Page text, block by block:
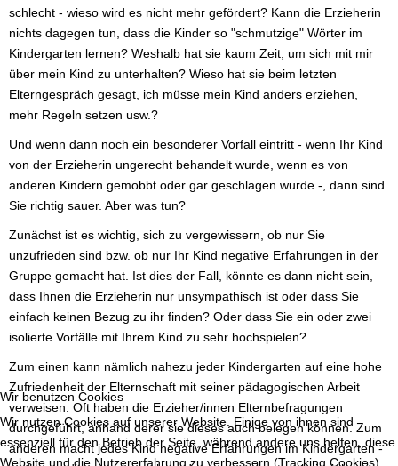
schlecht - wieso wird es nicht mehr gefördert? Kann die Erzieherin
nichts dagegen tun, dass die Kinder so "schmutzige" Wörter im
Kindergarten lernen? Weshalb hat sie kaum Zeit, um sich mit mir
über mein Kind zu unterhalten? Wieso hat sie beim letzten
Elterngespräch gesagt, ich müsse mein Kind anders erziehen,
mehr Regeln setzen usw.?
Und wenn dann noch ein besonderer Vorfall eintritt - wenn Ihr Kind
von der Erzieherin ungerecht behandelt wurde, wenn es von
anderen Kindern gemobbt oder gar geschlagen wurde -, dann sind
Sie richtig sauer. Aber was tun?
Zunächst ist es wichtig, sich zu vergewissern, ob nur Sie
unzufrieden sind bzw. ob nur Ihr Kind negative Erfahrungen in der
Gruppe gemacht hat. Ist dies der Fall, könnte es dann nicht sein,
dass Ihnen die Erzieherin nur unsympathisch ist oder dass Sie
einfach keinen Bezug zu ihr finden? Oder dass Sie ein oder zwei
isolierte Vorfälle mit Ihrem Kind zu sehr hochspielen?
Zum einen kann nämlich nahezu jeder Kindergarten auf eine hohe
Zufriedenheit der Elternschaft mit seiner pädagogischen Arbeit
verweisen. Oft haben die Erzieher/innen Elternbefragungen
durchgeführt, anhand derer sie dieses auch belegen können. Zum
anderen macht jedes Kind negative Erfahrungen im Kindergarten -
Wir benutzen Cookies
Wir nutzen Cookies auf unserer Website. Einige von ihnen sind
essenziell für den Betrieb der Seite, während andere uns helfen, diese
Website und die Nutzererfahrung zu verbessern (Tracking Cookies).